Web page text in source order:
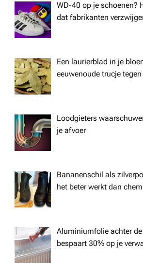
i
g
a
t
i
o
n
WD-40 op je schoenen?
dat fabrikanten
Een laurierblad in je
eeuwenoude trucje
Loodgieters
je afvoer
Bananenschil als
het beter werkt dan
Aluminiumfolie achter
bespaart 30% op je